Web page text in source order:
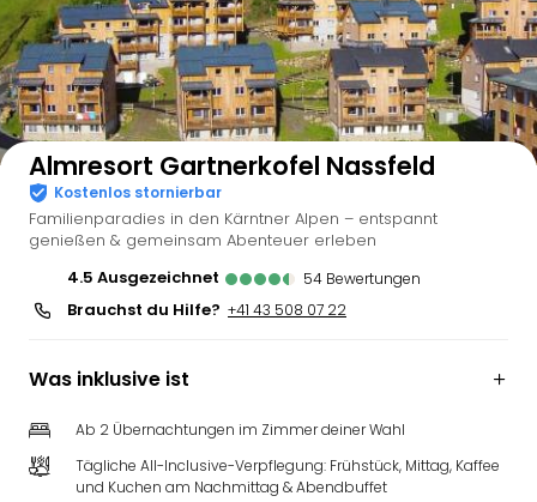
Auf der Karte anzeigen
Almresort Gartnerkofel Nassfeld
Kostenlos stornierbar
Familienparadies in den Kärntner Alpen – entspannt
genießen & gemeinsam Abenteuer erleben
4.5
ausgezeichnet 54 Bewertungen
Brauchst du Hilfe? +41 43 508 07 22
Was inklusive ist
Ab 2 Übernachtungen im Zimmer deiner Wahl
Tägliche All-Inclusive-Verpflegung: Frühstück, Mittag, Kaffee
und Kuchen am Nachmittag & Abendbuffet